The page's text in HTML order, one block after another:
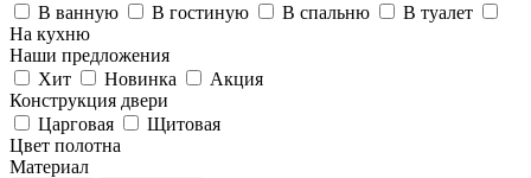
В ванную
В гостиную В спальню
В туалет
На кухню
Наши предложения
Хит
Новинка
Акция
Конструкция двери
Царговая
Щитовая
Цвет полотна
Материал